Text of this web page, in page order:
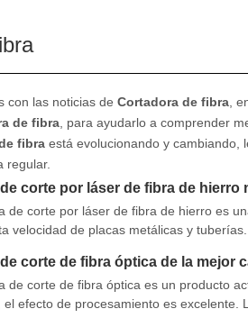
con las noticias de Cortadora de fibra ,
de fibra , para ayudarlo a comprender
fibra está evolucionando y cambiando,
regular.
corte por láser de fibra de hierro
de corte por láser de fibra de hierro es
velocidad de placas metálicas y
F
corte de fibra óptica de la mejor
de corte de fibra óptica es un producto
el efecto de procesamiento es